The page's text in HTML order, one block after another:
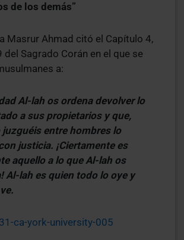
de los demás”
Masrur Ahmad citó el Capítulo 4,
Sagrado Corán en el que se
a:
Al-lah os ordena devolver lo
a sus propietarios y que,
juzguéis entre hombres lo
justicia. ¡Ciertamente es
aquello a lo que Al-lah os
Al-lah es quien todo lo oye y